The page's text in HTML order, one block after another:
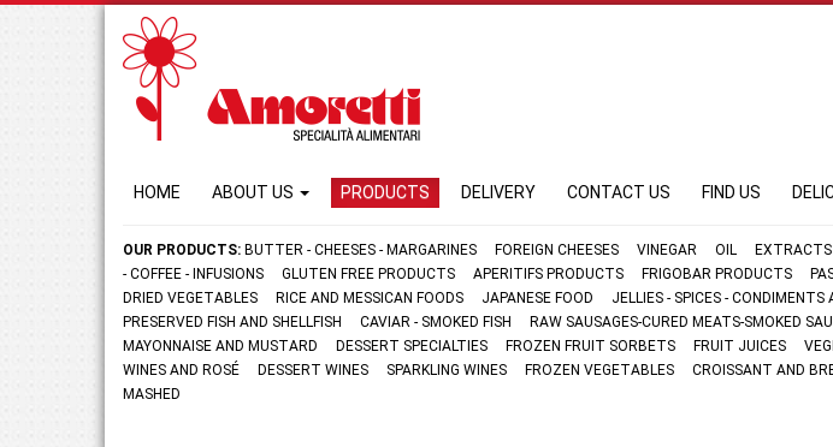
HOME ABOUT US PRODUCTS DELIVERY CONTACT US FIND US
OUR PRODUCTS: BUTTER - CHEESES - MARGARINES FOREIGN CHEESES VINEGAR OIL
- COFFEE - INFUSIONS
GLUTEN FREE PRODUCTS APERITIFS PRODUCTS FRIGOBAR PRODUCTS
DRIED VEGETABLES
RICE AND MESSICAN FOODS JAPANESE FOOD JELLIES - SPICES - CONDIMENTS
PRESERVED FISH AND SHELLFISH
CAVIAR - SMOKED FISH RAW SAUSAGES-CURED MEATS-SMOKED
MAYONNAISE AND MUSTARD
DESSERT SPECIALTIES FROZEN FRUIT SORBETS FRUIT JUICES
WINES AND ROSÉ
DESSERT WINES SPARKLING WINES FROZEN VEGETABLES CROISSANT AND
MASHED